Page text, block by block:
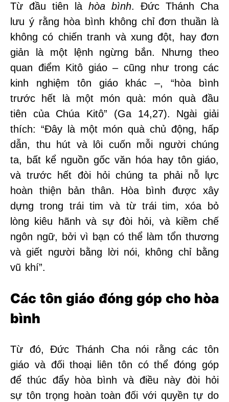
Từ đầu tiên là hòa bình. Đức Thánh Cha
lưu ý rằng hòa bình không chỉ đơn thuần là
không có chiến tranh và xung đột, hay đơn
giản là một lệnh ngừng bắn. Nhưng theo
quan điểm Kitô giáo – cũng như trong các
kinh nghiệm tôn giáo khác –, “hòa bình
trước hết là một món quà: món quà đầu
tiên của Chúa Kitô” (Ga 14,27). Ngài giải
thích: “Đây là một món quà chủ động, hấp
dẫn, thu hút và lôi cuốn mỗi người chúng
ta, bất kể nguồn gốc văn hóa hay tôn giáo,
và trước hết đòi hỏi chúng ta phải nỗ lực
hoàn thiện bản thân. Hòa bình được xây
dựng trong trái tim và từ trái tim, xóa bỏ
lòng kiêu hãnh và sự đòi hỏi, và kiềm chế
ngôn ngữ, bởi vì bạn có thể làm tổn thương
và giết người bằng lời nói, không chỉ bằng
vũ khí”.
Các tôn giáo đóng góp cho hòa
bình
Từ đó, Đức Thánh Cha nói rằng các tôn
giáo và đối thoại liên tôn có thể đóng góp
để thúc đẩy hòa bình và điều này đòi hỏi
sự tôn trọng hoàn toàn đối với quyền tự do